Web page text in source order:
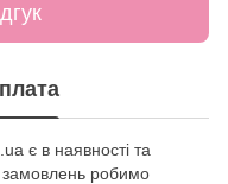
є в наявності та
замовлень робимо